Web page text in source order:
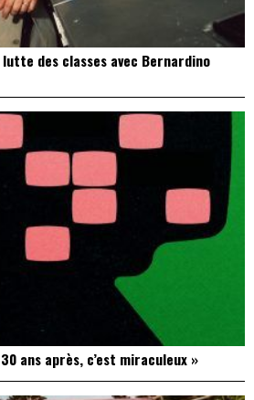
des classes avec Bernardino
ans après, c’est miraculeux »